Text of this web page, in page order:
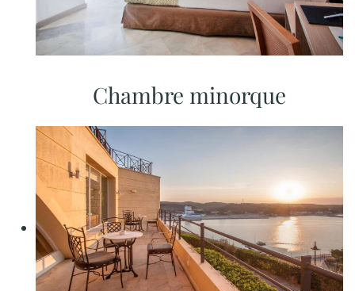
Chambre minorque